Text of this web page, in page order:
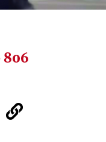
806